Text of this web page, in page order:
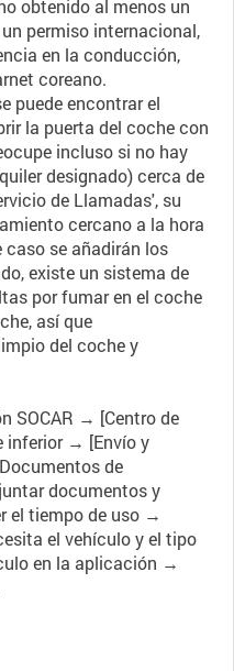
obtenido al menos un
permiso internacional,
en la conducción,
coreano.
puede encontrar el
la puerta del coche con
incluso si no hay
designado) cerca de
de Llamadas', su
cercano a la hora
caso se añadirán los
existe un sistema de
por fumar en el coche
así que
del coche y
SOCAR → [Centro de
inferior → [Envío y
de
documentos y
el tiempo de uso →
el vehículo y el tipo
en la aplicación →